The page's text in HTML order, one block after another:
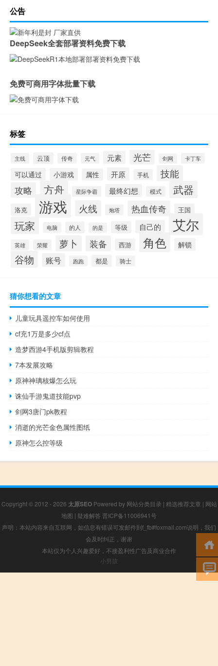
公告
DeepSeek全套部署资料免费下载
免费可商用字体批量下载
标签
主线 云顶 传奇 元气 元素 光芒 剑网 卡丁车
可以通过 小游戏 属性 开原 手机 技能
攻略 方舟 星际争霸 最终幻想 模式 武器
洛克 游戏 火线 炮塔 热血传奇 王国
玩家 电脑 的人 的是 等级 自己的 艾尔
英雄 荣耀 萝卜 装备 西游 角色 解锁
谷物 账号 跑跑 都是 骑士
猜你想看的文章
儿童玩具遥控车如何使用
cf充1万是多少cf点
造梦西游4手机版剪辑教程
7本发展攻略
原神神璃核爆怎么玩
诛仙手游鬼道技能pvp
剑网3唐门pk教程
消逝的光芒金色属性图纸
原神怎么控等级
Copyright © 2012 - 2026 太原SEOPowered by 网站分类目录 | 精选推荐文章 | 网站
地图 | 疑难解答 晋ICP备11006941号
声明：本站内容来自互联网，如信息有错误可发邮件到f_fb#foxmail.com说明，我们
会及时纠正，谢谢
本站仅为个人兴趣爱好，不接盈利性广告及商业合作
小男孩